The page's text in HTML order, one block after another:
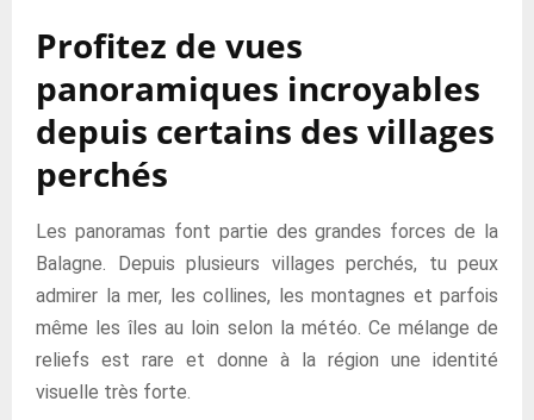
Profitez de vues
panoramiques incroyables
depuis certains des villages
perchés
Les panoramas font partie des grandes forces de la
Balagne. Depuis plusieurs villages perchés, tu peux
admirer la mer, les collines, les montagnes et parfois
même les îles au loin selon la météo. Ce mélange de
reliefs est rare et donne à la région une identité
visuelle très forte.